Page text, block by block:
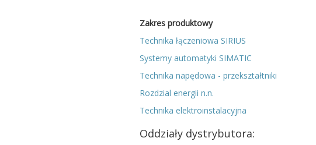
Zakres produktowy
Technika łączeniowa SIRIUS
Systemy automatyki SIMATIC
Technika napędowa - przekształtniki
Rozdzial energii n.n.
Technika elektroinstalacyjna
Oddziały dystrybutora: